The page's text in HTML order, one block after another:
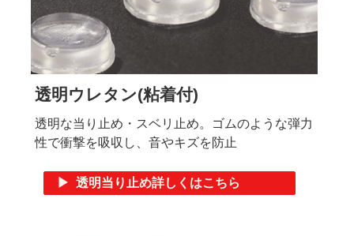
透明ウレタン(粘着付)
透明な当り止め・スベリ止め。ゴムのような弾力
性で衝撃を吸収し、音やキズを防止
▶ 透明当り止め詳しくはこちら